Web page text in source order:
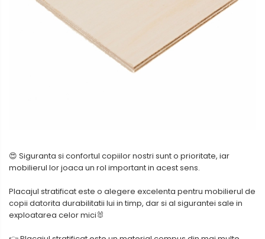
Metalex-ABS
Policarbonat Compact
😍 Siguranta si confortul copiilor nostri sunt o prioritate, iar
mobilierul lor joaca un rol important in acest sens.
Placajul stratificat este o alegere excelenta pentru mobilierul de
copii datorita durabilitatii lui in timp, dar si al sigurantei sale in
exploatarea celor mici🐰